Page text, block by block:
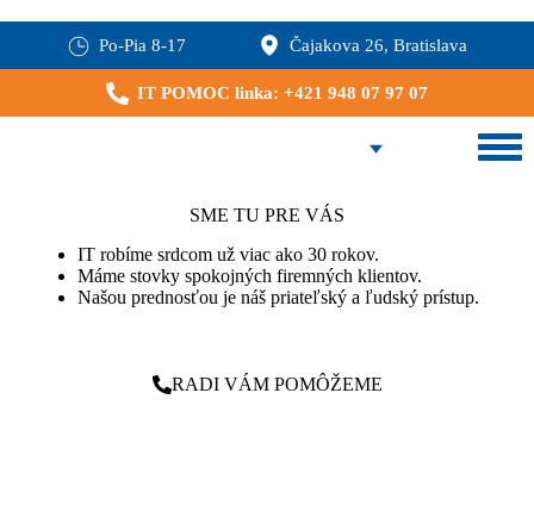
Čajakova 26, Bratislava
Po-Pia 8-17
IT POMOC linka: +421 948 07 97 07
SME TU PRE VÁS
IT robíme srdcom už viac ako 30 rokov.
Máme stovky spokojných firemných klientov.
Našou prednosťou je náš priateľský a ľudský prístup.
RADI VÁM POMÔŽEME